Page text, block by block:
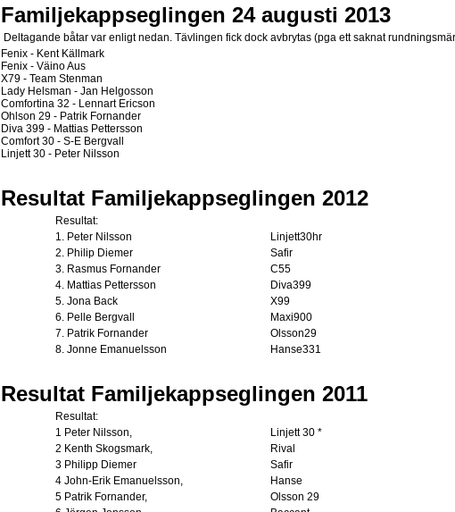
Familjekappseglingen 24 augusti 2013
Deltagande båtar var enligt nedan. Tävlingen fick dock avbrytas (pga ett saknat
Fenix - Kent Källmark
Fenix - Väino Aus
X79 - Team Stenman
Lady Helsman - Jan Helgosson
Comfortina 32 - Lennart Ericson
Ohlson 29 - Patrik Fornander
Diva 399 - Mattias Pettersson
Comfort 30 - S-E Bergvall
Linjett 30 - Peter Nilsson
Resultat Familjekappseglingen 2012
Resultat:
1. Peter Nilsson
Linjett30hr
2. Philip Diemer
Safir
3. Rasmus Fornander
C55
4. Mattias Pettersson
Diva399
5. Jona Back
X99
6. Pelle Bergvall
Maxi900
7. Patrik Fornander
Olsson29
8. Jonne Emanuelsson
Hanse331
Resultat Familjekappseglingen 2011
Resultat:
1 Peter Nilsson,
Linjett 30 *
2 Kenth Skogsmark,
Rival
3 Philipp Diemer
Safir
4 John-Erik Emanuelsson,
Hanse
5 Patrik Fornander,
Olsson 29